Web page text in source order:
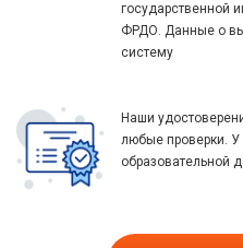
государственной
ФРДО. Данные о
систему
Наши
любые проверки. У
образовательной